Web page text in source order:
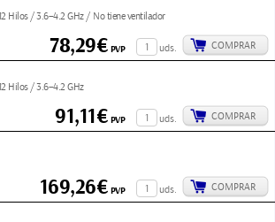
Hilos / 3.6–4.2 GHz / No tiene ventilador
uds. COMPRAR
78,29€PVP
Hilos / 3.6–4.2 GHz
uds. COMPRAR
91,11€PVP
uds. COMPRAR
169,26€PVP